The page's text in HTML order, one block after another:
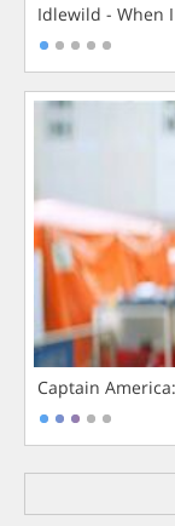
Idlewild - When
Captain